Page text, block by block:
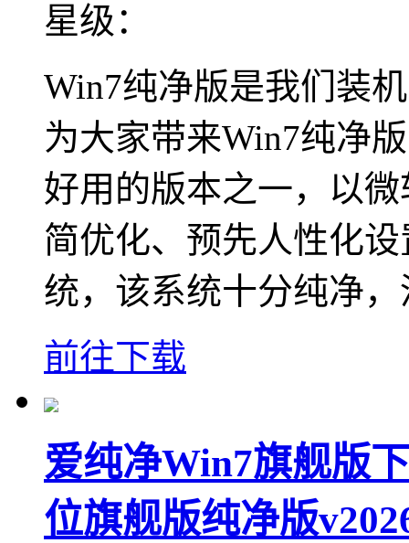
星级：
Win7纯净版是我们装
为大家带来Win7纯净
好用的版本之一，以
简优化、预先人性化
统，该系统十分纯净
前往下载
爱纯净Win7旗舰版
位旗舰版纯净版